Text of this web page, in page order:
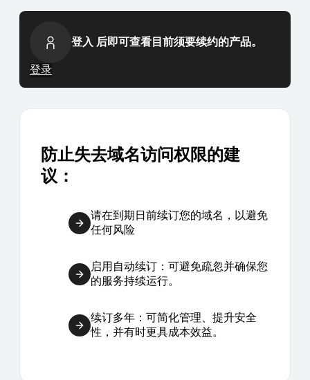
登入 后即可查看目前须要续约的产品。
登录
防止失去域名访问权限的建
议：
请在到期日前续订您的域名，以避免
任何风险
启用自动续订：可避免疏忽并确保您
的服务持续运行。
续订多年：可简化管理、提升安全
性，并有时更具成本效益。